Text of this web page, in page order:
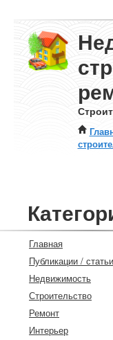
Главная
Публикации /
Недвижимость
Строительство
Ремонт
Интерьер